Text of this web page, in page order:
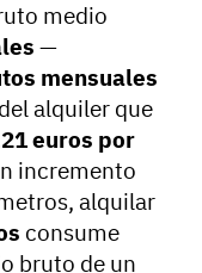
medio
—
mensuales
alquiler que
euros por
incremento
alquilar
consume
bruto de un